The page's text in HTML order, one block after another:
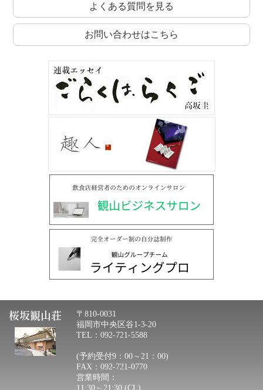
よくある質問を見る
お問い合わせはこちら
桜坂観山荘
〒810-0031
福岡市中央区谷1-3-20
TEL：092-721-5588
(予約受付9：00～21：00)
FAX：092-721-0770
営業時間：
11:30～21:30 (CL)